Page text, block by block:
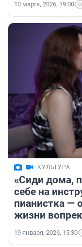
10 марта, 2026, 19:00
КУЛЬТУРА
«Сиди дома,
себе на
пианистка —
жизни
19 января, 2026, 15:30